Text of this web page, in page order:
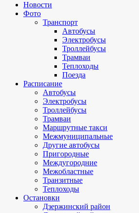
Новости
Фото
Транспорт
Автобусы
Электробусы
Троллейбусы
Трамваи
Теплоходы
Поезда
Расписание
Автобусы
Электробусы
Троллейбусы
Трамваи
Маршрутные такси
Межмуниципальные
Другие автобусы
Пригородные
Междугородние
Межобластные
Транзитные
Теплоходы
Остановки
Дзержинский район